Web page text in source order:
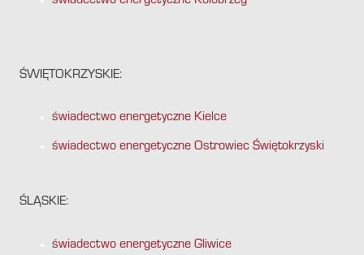
ŚWIĘTOKRZYSKIE:
świadectwo energetyczne Kielce
świadectwo energetyczne Ostrowiec Świętokrzyski
ŚLĄSKIE:
świadectwo energetyczne Gliwice